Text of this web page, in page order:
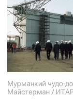
Мурманкий чудо-
Майстерман /